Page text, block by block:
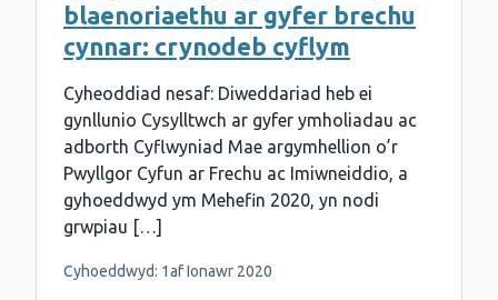
blaenoriaethu ar gyfer brechu
cynnar: crynodeb cyflym
Cyheoddiad nesaf: Diweddariad heb ei
gynllunio Cysylltwch ar gyfer ymholiadau ac
adborth Cyflwyniad Mae argymhellion o’r
Pwyllgor Cyfun ar Frechu ac Imiwneiddio, a
gyhoeddwyd ym Mehefin 2020, yn nodi
grwpiau […]
Cyhoeddwyd: 1af Ionawr 2020